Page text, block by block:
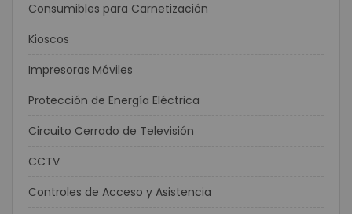
Consumibles para Carnetización
Kioscos
Impresoras Móviles
Protección de Energía Eléctrica
Circuito Cerrado de Televisión
CCTV
Controles de Acceso y Asistencia